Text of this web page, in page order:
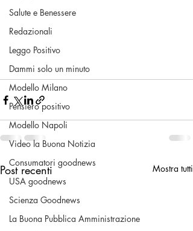
Salute e Benessere
Redazionali
Leggo Positivo
Dammi solo un minuto
Modello Milano
Pensiero positivo
Modello Napoli
Video la Buona Notizia
Consumatori goodnews
USA goodnews
Scienza Goodnews
La Buona Pubblica Amministrazione
Post recenti Mostra tutti